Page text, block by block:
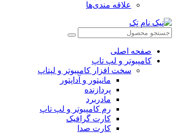
علاقه مندی‌ها
صفحه اصلی
کامپیوتر و‌‌‌‌‌ لپ تاپ
سخت افزار کامپیوتر و لپتاپ
مانیتور و آداپتور
پردازنده
مادربرد
رم کامپیوتر و لپ تاپ
کارت گرافیک
کارت صدا